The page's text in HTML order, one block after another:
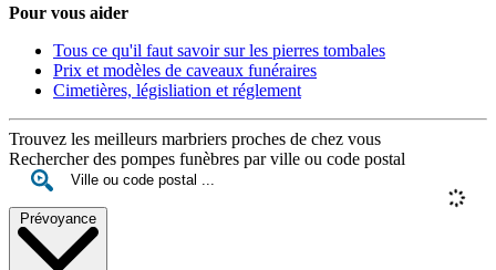
Pour vous aider
Tous ce qu'il faut savoir sur les pierres tombales
Prix et modèles de caveaux funéraires
Cimetières, législiation et réglement
Trouvez les meilleurs marbriers proches de chez vous
Rechercher des pompes funèbres par ville ou code postal
Prévoyance